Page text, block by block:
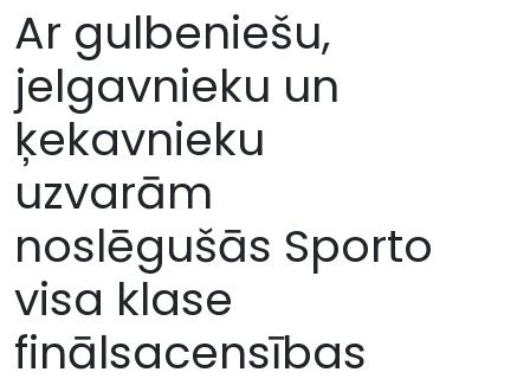
Ar gulbeniešu,
jelgavnieku un
ķekavnieku
uzvarām
noslēgušās Sporto
visa klase
finālsacensības